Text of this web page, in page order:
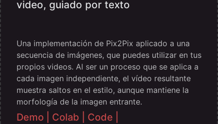
video, guiado por texto
Una implementación de Pix2Pix aplicado a una
secuencia de imágenes, que puedes utilizar en tus
propios videos. Al ser un proceso que se aplica a
cada imagen independiente, el vídeo resultante
muestra saltos en el estilo, aunque mantiene la
morfología de la imagen entrante.
Demo | Colab | Code |